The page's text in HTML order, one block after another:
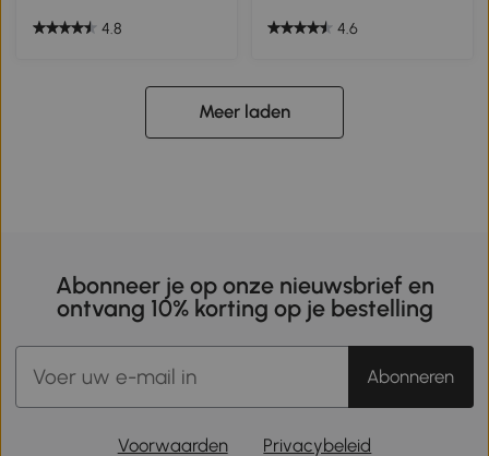
4.8 4.6
Meer laden
Abonneer je op onze nieuwsbrief en
ontvang 10% korting op je bestelling
Abonneren
Voorwaarden Privacybeleid